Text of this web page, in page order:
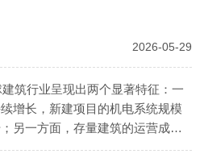
2026-05-29
筑行业呈现出两个显著特征：一
增长，新建项目的机电系统规模
另一方面，存量建筑的运营成
维护负荷快速上行。